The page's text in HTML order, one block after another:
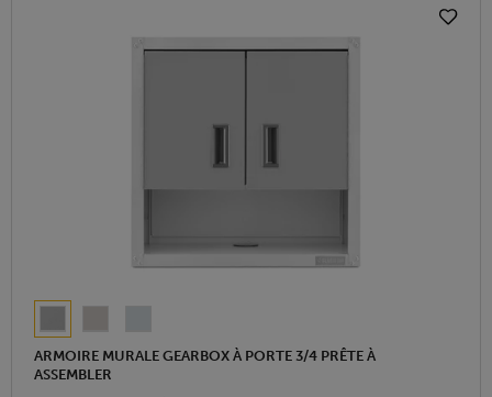
ARMOIRE MURALE GEARBOX À PORTE 3/4 PRÊTE À
ASSEMBLER